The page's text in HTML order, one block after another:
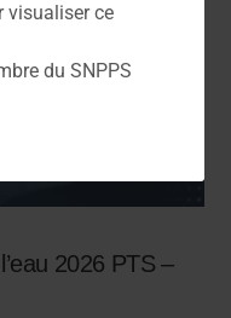
visualiser ce
du SNPPS
2026 PTS –